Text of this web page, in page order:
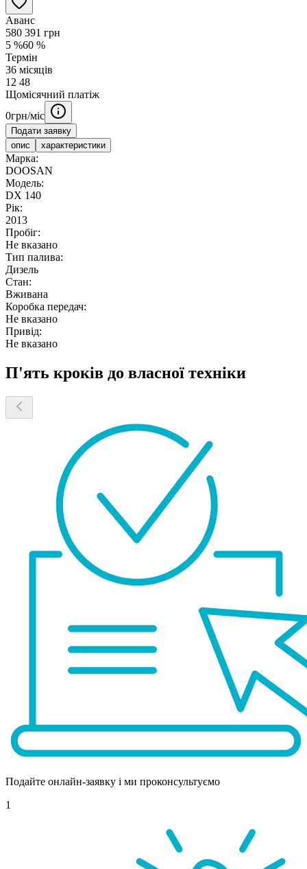
Аванс
580 391 грн
5 %60 %
Термін
36 місяців
12 48
Щомісячний платіж
0грн/міс
Подати заявку
опис
характеристики
Марка:
DOOSAN
Модель:
DX 140
Рік:
2013
Пробіг:
Не вказано
Тип палива:
Дизель
Стан:
Вживана
Коробка передач:
Не вказано
Привід:
Не вказано
П'ять кроків до власної техніки
Подайте онлайн-заявку і ми проконсультуємо
1